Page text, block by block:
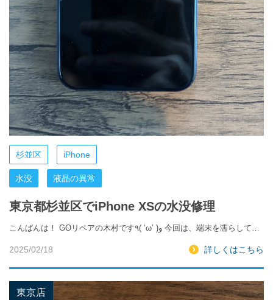
杉並区 iPhone
水没 液晶の異常
東京都杉並区でiPhone XSの水没修理
こんばんは！ GOリペアの木村です٩( ‘ω’ )و 今回は、端末を濡らして…
2025/02/18 詳しくはこちら
東京店